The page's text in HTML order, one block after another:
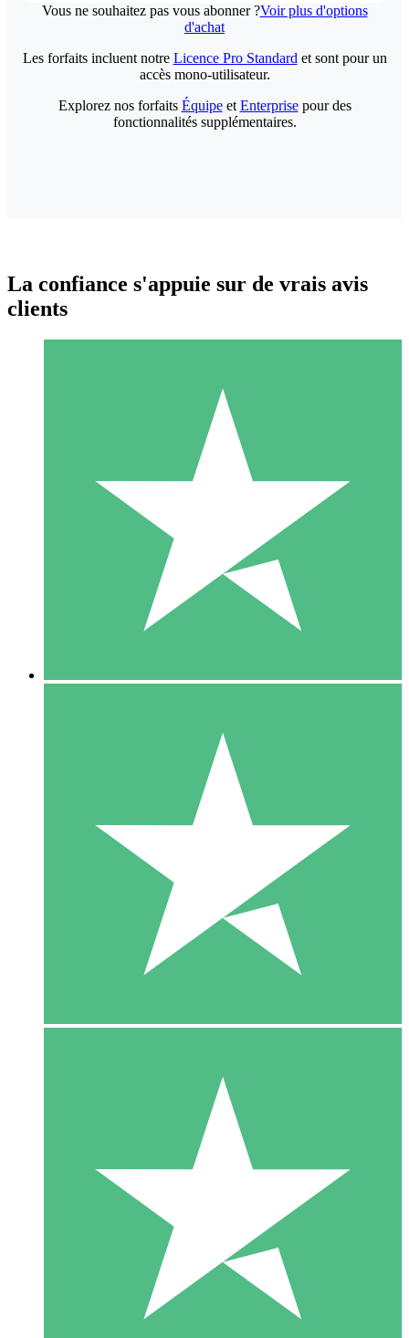
Vous ne souhaitez pas vous abonner ?Voir plus d'options
d'achat
Packs de Crédits Individuels
Payez à l'utilisation avec des crédits de téléchargement. Sans
1 Téléchargement
10 00
10 Téléchargements
20 00
Les forfaits incluent notre Licence Pro Standard et sont pour un
accès mono-utilisateur.
Explorez nos forfaits Équipeet Enterprisepour des
fonctionnalités supplémentaires.
La confiance s'appuie sur de vrais avis
clients